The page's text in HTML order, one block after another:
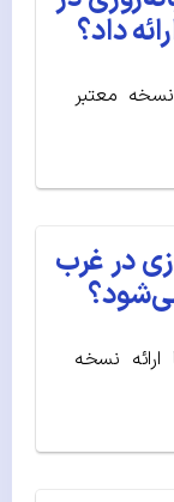
داد؟
نسخه معتبر
در غرب
نسخه